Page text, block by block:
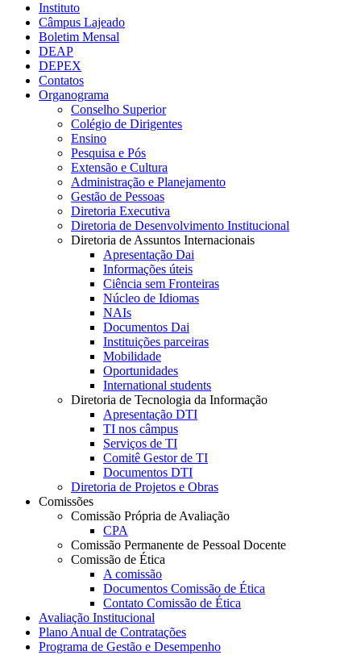
Instituto
Câmpus Lajeado
Boletim Mensal
DEAP
DEPEX
Contatos
Organograma
Conselho Superior
Colégio de Dirigentes
Ensino
Pesquisa e Pós
Extensão e Cultura
Administração e Planejamento
Gestão de Pessoas
Diretoria Executiva
Diretoria de Desenvolvimento Institucional
Diretoria de Assuntos Internacionais
Apresentação Dai
Informações úteis
Ciência sem Fronteiras
Núcleo de Idiomas
NAIs
Documentos Dai
Instituições parceiras
Mobilidade
Oportunidades
International students
Diretoria de Tecnologia da Informação
Apresentação DTI
TI nos câmpus
Serviços de TI
Comitê Gestor de TI
Documentos DTI
Diretoria de Projetos e Obras
Comissões
Comissão Própria de Avaliação
CPA
Comissão Permanente de Pessoal Docente
Comissão de Ética
A comissão
Documentos Comissão de Ética
Contato Comissão de Ética
Avaliação Institucional
Plano Anual de Contratações
Programa de Gestão e Desempenho